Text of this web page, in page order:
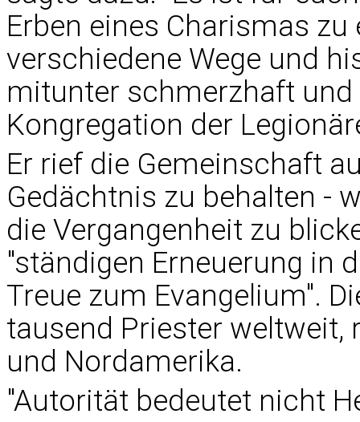
Erben eines Charismas
verschiedene Wege und
mitunter schmerzhaft
Kongregation der
Er rief die Gemeinschaft
Gedächtnis zu behalten -
die Vergangenheit zu
"ständigen Erneuerung in
Treue zum Evangelium".
tausend Priester weltweit,
und Nordamerika.
"Autorität bedeutet nicht